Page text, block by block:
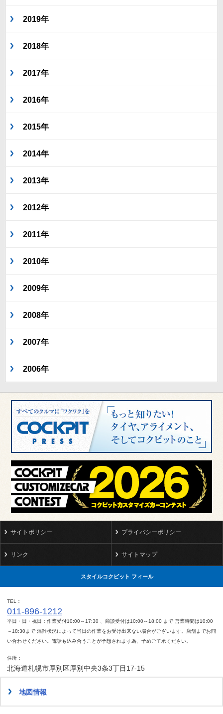
2019年
2018年
2017年
2016年
2015年
2014年
2013年
2012年
2011年
2010年
2009年
2008年
2007年
2006年
サイトポリシー プライバシーポリシー
リンク サイトマップ
スタイルコクピット フィール
TEL
011-896-1212
平日・日・祝日：作業受付10:00～17:30 、商談受付は10:00～18:00 まで 営業時間は10:00
～18:30まで 混雑状況によって当日の作業をお受け出来ない場合がございます。店舗までお問
い合わせください。電話も込み合うことが予想されます為、予めご了承ください。
住所
北海道札幌市厚別区厚別中央3条3丁目17-15
地図情報